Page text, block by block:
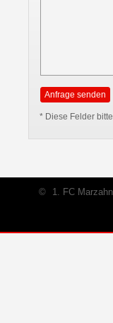
* Diese Felder
© 1. FC